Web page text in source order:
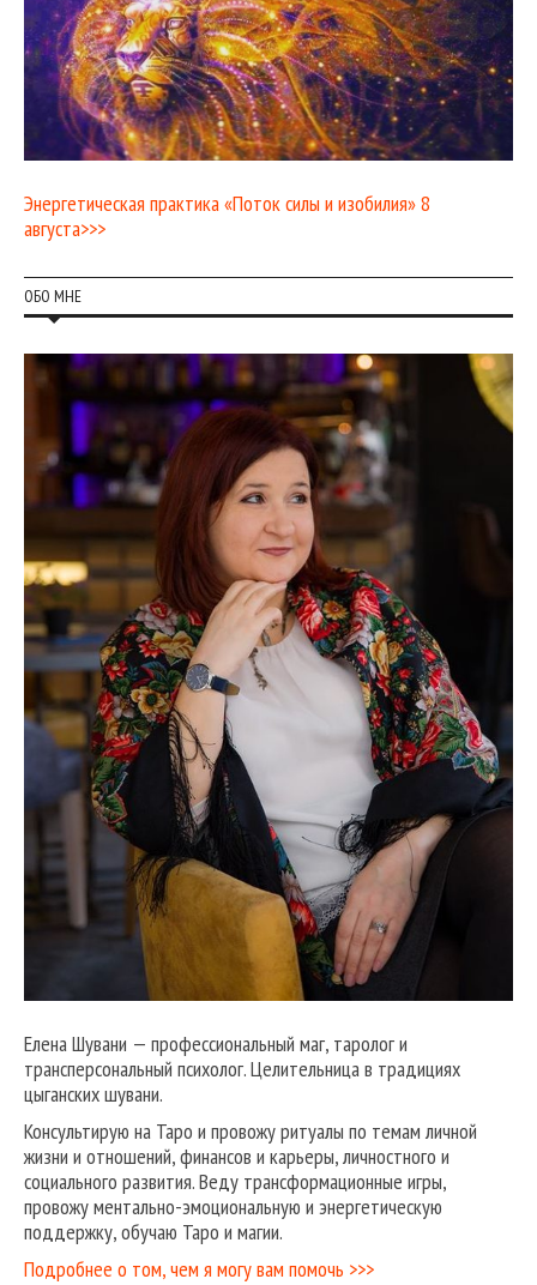
Энергетическая практика «Поток силы и изобилия» 8
августа>>>
ОБО МНЕ
Елена Шувани — профессиональный маг, таролог и
трансперсональный психолог. Целительница в традициях
цыганских шувани.
Консультирую на Таро и провожу ритуалы по темам личной
жизни и отношений, финансов и карьеры, личностного и
социального развития. Веду трансформационные игры,
провожу ментально-эмоциональную и энергетическую
поддержку, обучаю Таро и магии.
Подробнее о том, чем я могу вам помочь >>>